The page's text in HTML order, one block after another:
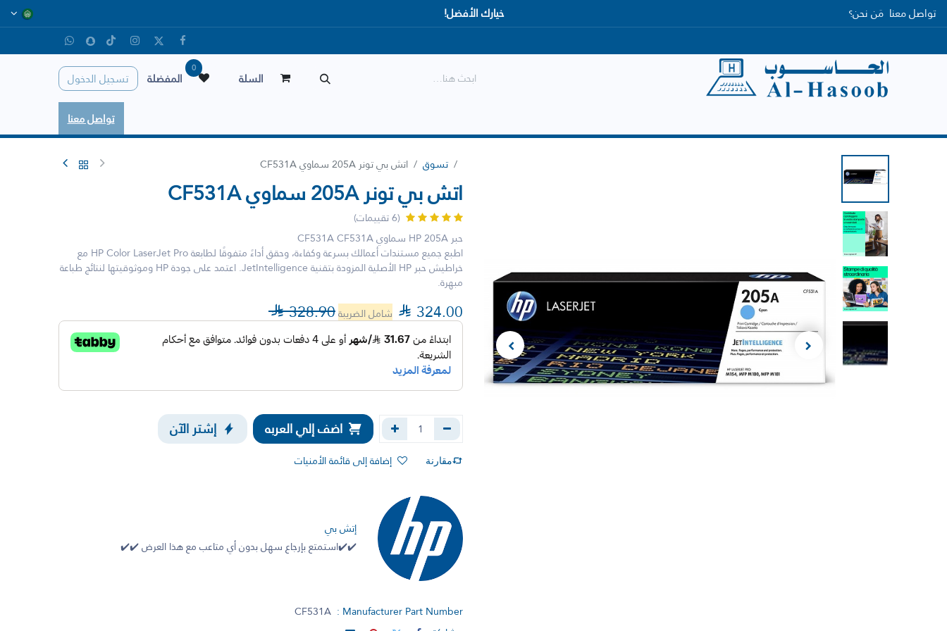
تواصل معنا مَن نحن؟ خيارك الأفضل!
السلة
0
المفضلة
تسجيل الدخول
تواصل معنا
تسوق اتش بي تونر 205A سماوي CF531A
اتش بي تونر 205A سماوي CF531A
(6 تقييمات)
حبر HP 205A سماوي CF531A CF531A
اطبع جميع مستندات أعمالك بسرعة وكفاءة، وحقق أداءً متفوقًا لطابعة HP Color LaserJet Pro مع
خراطيش حبر HP الأصلية المزودة بتقنية JetIntelligence. اعتمد على جودة HP وموثوقيتها لنتائج طباعة
مبهرة.
 324.00 شامل الضريبة 328.90
اضف إلي العربه إشتر الآن
مقارنة إضافة إلى قائمة الأمنيات
إتش بي
✔️✔️استمتع بإرجاع سهل بدون أي متاعب مع هذا العرض ✔️✔️
Manufacturer Part Number :
CF531A